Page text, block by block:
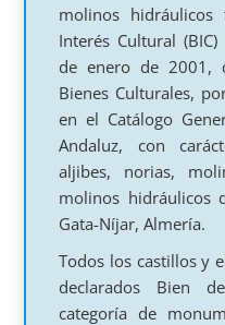
molinos hidráulicos
Interés Cultural
de enero de 2001,
Bienes Culturales,
en el Catálogo
Andaluz, con
aljibes, norias,
molinos hidráulicos
Gata-Níjar, Almería.
Todos los castillos y
declarados Bien
categoría de